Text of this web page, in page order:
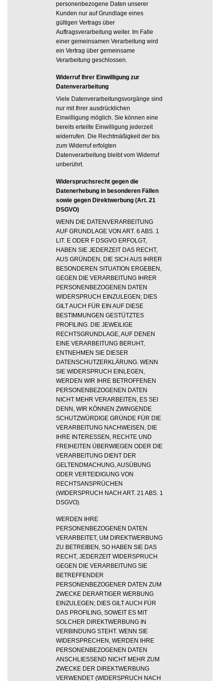
personenbezogene Daten unserer
Kunden nur auf Grundlage eines
gültigen Vertrags über
Auftragsverarbeitung weiter. Im Falle
einer gemeinsamen Verarbeitung wird
ein Vertrag über gemeinsame
Verarbeitung geschlossen.
Widerruf Ihrer Einwilligung zur
Datenverarbeitung
Viele Datenverarbeitungsvorgänge sind
nur mit Ihrer ausdrücklichen
Einwilligung möglich. Sie können eine
bereits erteilte Einwilligung jederzeit
widerrufen. Die Rechtmäßigkeit der bis
zum Widerruf erfolgten
Datenverarbeitung bleibt vom Widerruf
unberührt.
Widerspruchsrecht gegen die
Datenerhebung in besonderen Fällen
sowie gegen Direktwerbung (Art. 21
DSGVO)
WENN DIE DATENVERARBEITUNG
AUF GRUNDLAGE VON ART. 6 ABS. 1
LIT. E ODER F DSGVO ERFOLGT,
HABEN SIE JEDERZEIT DAS RECHT,
AUS GRÜNDEN, DIE SICH AUS IHRER
BESONDEREN SITUATION ERGEBEN,
GEGEN DIE VERARBEITUNG IHRER
PERSONENBEZOGENEN DATEN
WIDERSPRUCH EINZULEGEN; DIES
GILT AUCH FÜR EIN AUF DIESE
BESTIMMUNGEN GESTÜTZTES
PROFILING. DIE JEWEILIGE
RECHTSGRUNDLAGE, AUF DENEN
EINE VERARBEITUNG BERUHT,
ENTNEHMEN SIE DIESER
DATENSCHUTZERKLÄRUNG. WENN
SIE WIDERSPRUCH EINLEGEN,
WERDEN WIR IHRE BETROFFENEN
PERSONENBEZOGENEN DATEN
NICHT MEHR VERARBEITEN, ES SEI
DENN, WIR KÖNNEN ZWINGENDE
SCHUTZWÜRDIGE GRÜNDE FÜR DIE
VERARBEITUNG NACHWEISEN, DIE
IHRE INTERESSEN, RECHTE UND
FREIHEITEN ÜBERWIEGEN ODER DIE
VERARBEITUNG DIENT DER
GELTENDMACHUNG, AUSÜBUNG
ODER VERTEIDIGUNG VON
RECHTSANSPRÜCHEN
(WIDERSPRUCH NACH ART. 21 ABS. 1
DSGVO).
WERDEN IHRE
PERSONENBEZOGENEN DATEN
VERARBEITET, UM DIREKTWERBUNG
ZU BETREIBEN, SO HABEN SIE DAS
RECHT, JEDERZEIT WIDERSPRUCH
GEGEN DIE VERARBEITUNG SIE
BETREFFENDER
PERSONENBEZOGENER DATEN ZUM
ZWECKE DERARTIGER WERBUNG
EINZULEGEN; DIES GILT AUCH FÜR
DAS PROFILING, SOWEIT ES MIT
SOLCHER DIREKTWERBUNG IN
VERBINDUNG STEHT. WENN SIE
WIDERSPRECHEN, WERDEN IHRE
PERSONENBEZOGENEN DATEN
ANSCHLIESSEND NICHT MEHR ZUM
ZWECKE DER DIREKTWERBUNG
VERWENDET (WIDERSPRUCH NACH